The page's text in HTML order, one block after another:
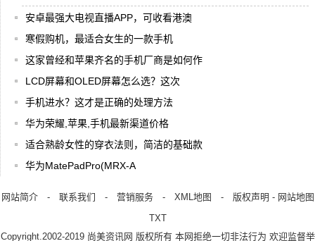
安卓最强大电视直播APP，可收看港澳
寒假购机，最适合女生的一款手机
这家曾经和苹果齐名的手机厂商是如何作
LCD屏幕和OLED屏幕怎么选？这次
手机进水？这才是正确的处理方法
华为荣耀,苹果,手机最新渠道价格
适合熟龄女性的穿衣法则，简洁的基础款
华为MatePadPro(MRX-A
网站简介- 联系我们 - 营销服务- XML地图 - 版权声明 - 网站地图
TXT
Copyright.2002-2019 尚美资讯网 版权所有 本网拒绝一切非法行为 欢迎监督举